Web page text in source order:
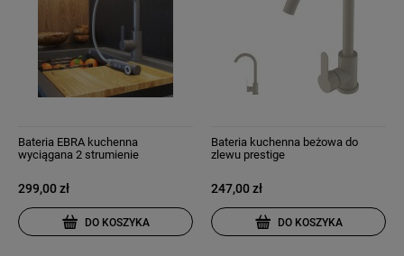
Bateria EBRA kuchenna
wyciągana 2 strumienie
299,00 zł
DO KOSZYKA
Bateria kuchenna beżowa do
zlewu prestige
247,00 zł
DO KOSZYKA